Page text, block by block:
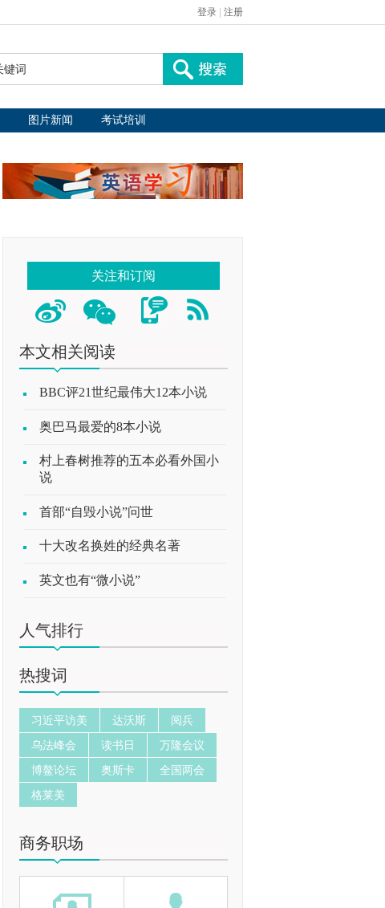
登录 注册
图片新闻 考试培训
关注和订阅
本文相关阅读
BBC评21世纪最伟大12本小说
奥巴马最爱的8本小说
村上春树推荐的五本必看外国小
说
首部“自毁小说”问世
十大改名换姓的经典名著
英文也有“微小说”
人气排行
热搜词
习近平访美 达沃斯
阅兵
乌法峰会
读书日
万隆会议
博鳌论坛
奥斯卡
全国两会
格莱美
商务职场